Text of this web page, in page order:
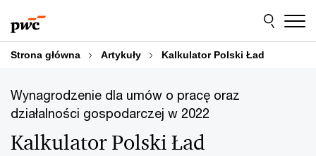
do
treści
do
stopki
Strona główna Artykuły Kalkulator Polski Ład
Wynagrodzenie dla umów o pracę oraz
działalności gospodarczej w 2022
Kalkulator Polski Ład